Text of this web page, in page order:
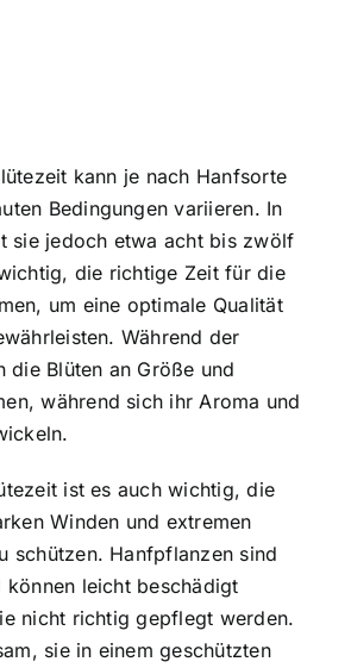
kann je nach Hanfsorte
Bedingungen variieren. In
sie jedoch etwa acht bis zwölf
die richtige Zeit für die
um eine optimale Qualität
Während der
die Blüten an Größe und
während sich ihr Aroma und
ist es auch wichtig, die
Winden und extremen
schützen. Hanfpflanzen sind
leicht beschädigt
nicht richtig gepflegt werden.
sie in einem geschützten